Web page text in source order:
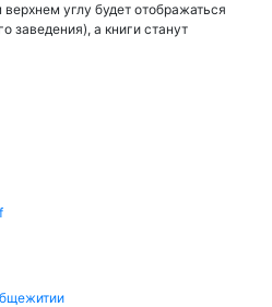
углу будет отображаться
заведения), а книги станут